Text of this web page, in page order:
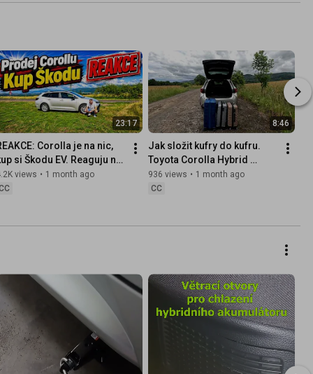
23:17
Corolla je na nic,
si Škodu EV. Reaguju na
diváka
views • 1 month ago
8:46
Jak složit kufry do kufru.
Toyota Corolla Hybrid
Combi
936 views • 1 month ago
CC